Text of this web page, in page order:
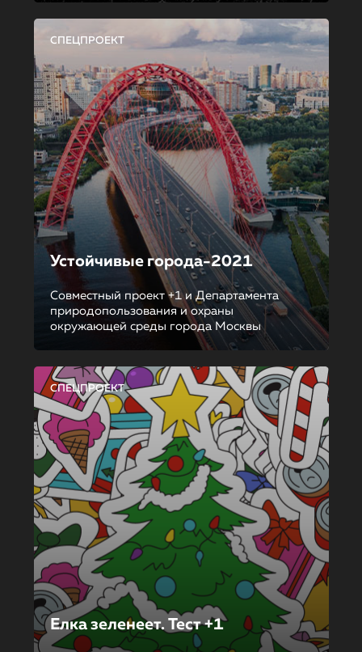
СПЕЦПРОЕКТ
Устойчивые города-2021
Совместный проект +1 и Департамента
природопользования и охраны
окружающей среды города Москвы
СПЕЦПРОЕКТ
Елка зеленеет. Тест +1